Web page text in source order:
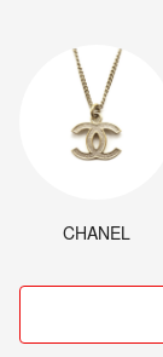
CHANEL